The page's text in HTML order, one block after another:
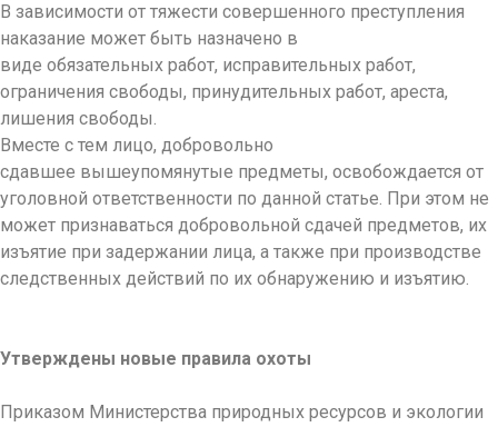
В зависимости от тяжести совершенного преступления
наказание может быть назначено в
виде обязательных работ, исправительных работ,
ограничения свободы, принудительных работ, ареста,
лишения свободы.
Вместе с тем лицо, добровольно
сдавшее вышеупомянутые предметы, освобождается от
уголовной ответственности по данной статье. При этом не
может признаваться добровольной сдачей предметов, их
изъятие при задержании лица, а также при производстве
следственных действий по их обнаружению и изъятию.
Утверждены новые правила охоты
Приказом Министерства природных ресурсов и экологии